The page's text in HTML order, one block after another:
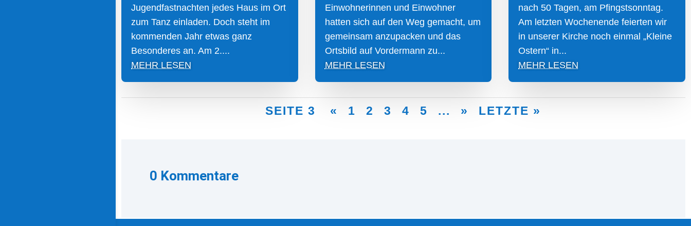
Jugendfastnachten jedes Haus im Ort
zum Tanz einladen. Doch steht im
kommenden Jahr etwas ganz
Besonderes an. Am 2....
MEHR LESEN
Einwohnerinnen und Einwohner
hatten sich auf den Weg gemacht, um
gemeinsam anzupacken und das
Ortsbild auf Vordermann zu...
MEHR LESEN
nach 50 Tagen, am Pfingstsonntag.
Am letzten Wochenende feierten wir
in unserer Kirche noch einmal „Kleine
Ostern“ in...
MEHR LESEN
SEITE 3 « 1 2 3 4 5 ... » LETZTE »
0 Kommentare